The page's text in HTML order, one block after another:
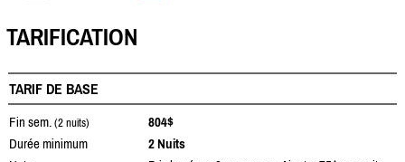
TARIFICATION
TARIF DE BASE
Fin sem. (2 nuits)
804$
Durée minimum
2 Nuits